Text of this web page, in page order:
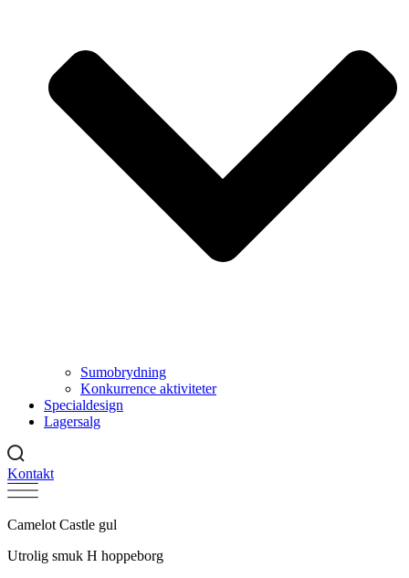
Sumobrydning
Konkurrence aktiviteter
Specialdesign
Lagersalg
Kontakt
Camelot Castle gul
Utrolig smuk H hoppeborg